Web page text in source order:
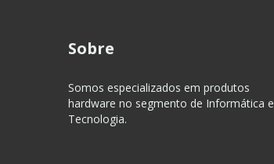
Sobre
Somos especializados em produtos
hardware no segmento de Informática e
Tecnologia.